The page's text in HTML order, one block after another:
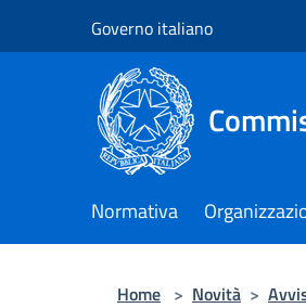
Governo italiano
Normativa
Home > Novità >